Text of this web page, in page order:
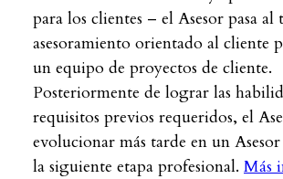
para los clientes – el Asesor pasa al
asesoramiento orientado al cliente
un equipo de proyectos de cliente.
Posteriormente de lograr las
requisitos previos requeridos, el
evolucionar más tarde en un
la siguiente etapa profesional. Más